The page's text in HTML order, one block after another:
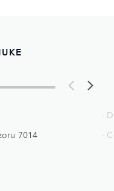
7014
-
-